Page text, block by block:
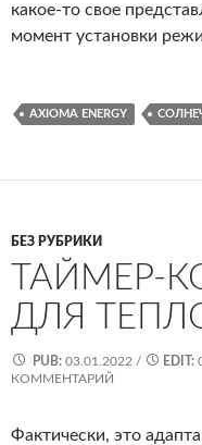
какое-то свое
момент установки
AXIOMA ENERGY
БЕЗ РУБРИКИ
ТАЙМЕР-
ДЛЯ
PUB: 03.01.2022 / EDIT:
КОММЕНТАРИЙ
Фактически, это